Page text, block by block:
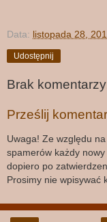
Data: listopada 28,
Udostępnij
Brak
Prześlij
Uwaga! Ze względu
spamerów każdy
dopiero po
Prosimy nie wpisywać